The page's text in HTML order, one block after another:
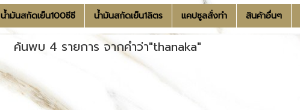
น้ำมันสกัดเย็น100ซีซี น้ำมันสกัดเย็น1ลิตร แคปซูลสั่งทำ สินค้าอื่นๆ
ค้นพบ 4 รายการ จากคำว่า"thanaka"